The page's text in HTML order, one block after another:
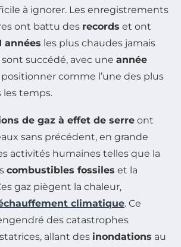
à ignorer. Les enregistrements
ont battu des records et ont
années les plus chaudes jamais
succédé, avec une année
comme l’une des plus
les temps.
de gaz à effet de serre ont
sans précédent, en grande
activités humaines telles que la
combustibles fossiles et la
gaz piègent la chaleur,
climatique. Ce
des catastrophes
allant des inondations au